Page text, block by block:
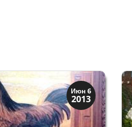
Июн 6
2013